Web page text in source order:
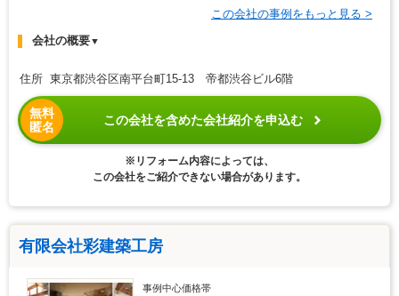
この会社の事例をもっと見る >
会社の概要▼
住所 東京都渋谷区南平台町15-13 帝都渋谷ビル6階
無料
匿名
この会社を含めた会社紹介を申込む
※リフォーム内容によっては、
この会社をご紹介できない場合があります。
有限会社彩建築工房
事例中心価格帯